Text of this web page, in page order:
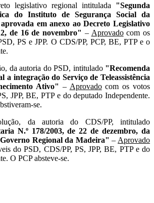
legislativo regional intitulada "Segunda
do Instituto de Segurança Social da
em anexo ao Decreto Legislativo
de 16 de novembro" – Aprovadocom os
PS e JPP. O CDS/PP, PCP, BE, PTP e o
da autoria do PSD, intitulado "Recomenda
a integração do Serviço de Teleassistência
Ativo" – Aprovadocom os votos
JPP, BE, PTP e do deputado Independente.
se.
da autoria do CDS/PP, intitulado
N.º 178/2003, de 22 de dezembro, da
Regional da Madeira" – Aprovado
do PSD, CDS/PP, PS, JPP, BE, PTP e do
O PCP absteve-se.